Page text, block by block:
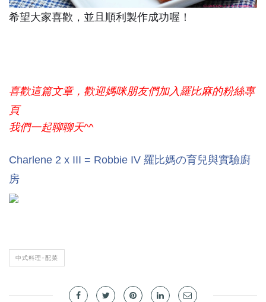
希望大家喜歡，並且順利製作成功喔！
喜歡這篇文章，歡迎媽咪朋友們加入羅比麻的粉絲專
頁
我們一起聊聊天^^
Charlene 2 x III = Robbie IV 羅比媽の育兒與實驗廚
房
中式料理-配菜